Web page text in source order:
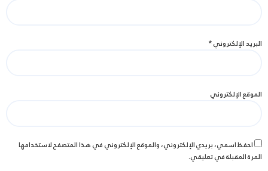
البريد الإلكتروني*
الموقع الإلكتروني
احفظ اسمي، بريدي الإلكتروني، والموقع الإلكتروني في هذا المتصفح لاستخدامها
المرة المقبلة في تعليقي.